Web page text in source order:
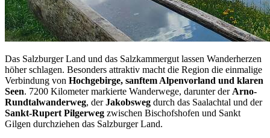
Das Salzburger Land und das Salzkammergut lassen Wanderherzen
höher schlagen. Besonders attraktiv macht die Region die einmalige
Verbindung von Hochgebirge, sanftem Alpenvorland und klaren
Seen. 7200 Kilometer markierte Wanderwege, darunter der Arno-
Rundtalwanderweg, derJakobsweg durch das Saalachtal und der
Sankt-Rupert Pilgerweg zwischen Bischofshofen und Sankt
Gilgen durchziehen das Salzburger Land.